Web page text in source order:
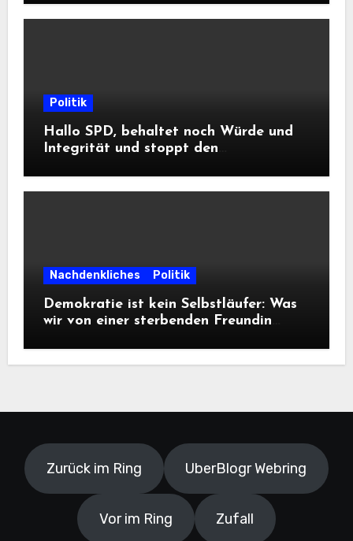
Politik
Hallo SPD, behaltet noch Würde und
Integrität und stoppt den
Informationsfreiheit!
Nachdenkliches Politik
Demokratie ist kein Selbstläufer: Was
wir von einer sterbenden Freundin
Zurück im Ring UberBlogr Webring
Vor im Ring Zufall